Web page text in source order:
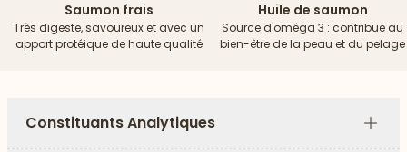
Saumon frais
Très digeste, savoureux et avec un
apport protéique de haute qualité
Huile de saumon
Source d'oméga 3 : contribue au
bien-être de la peau et du pelage
Constituants Analytiques
Plus